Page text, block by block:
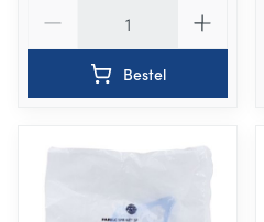
Bestel